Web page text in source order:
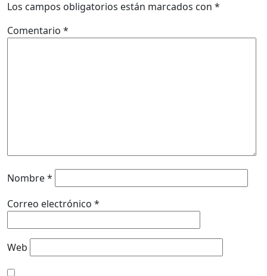
Los campos obligatorios están marcados con *
Comentario *
Nombre*
Correo electrónico *
Web